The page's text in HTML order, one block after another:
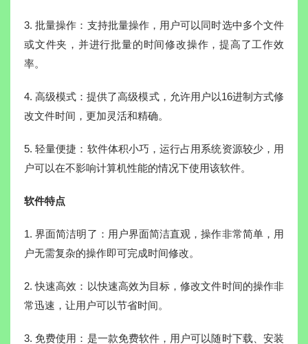
3. 批量操作：支持批量操作，用户可以同时选中多个文件
或文件夹，并进行批量的时间修改操作，提高了工作效
率。
4. 高级模式：提供了高级模式，允许用户以16进制方式修
改文件时间，更加灵活和精确。
5. 轻量便捷：软件体积小巧，运行占用系统资源较少，用
户可以在不影响计算机性能的情况下使用该软件。
软件特点
1. 界面简洁明了：用户界面简洁直观，操作非常简单，用
户无需复杂的操作即可完成时间修改。
2. 快速高效：以快速高效为目标，修改文件时间的操作非
常迅速，让用户可以节省时间。
3. 免费使用：是一款免费软件，用户可以随时下载、安装